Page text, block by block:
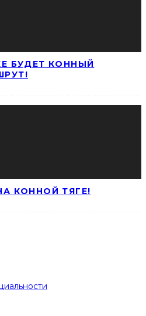
БУДЕТ КОННЫЙ
КОННОЙ ТЯГЕ!